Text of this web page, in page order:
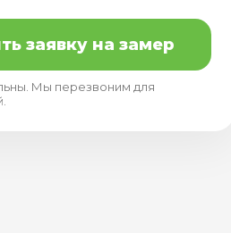
заявку на замер
Мы перезвоним для